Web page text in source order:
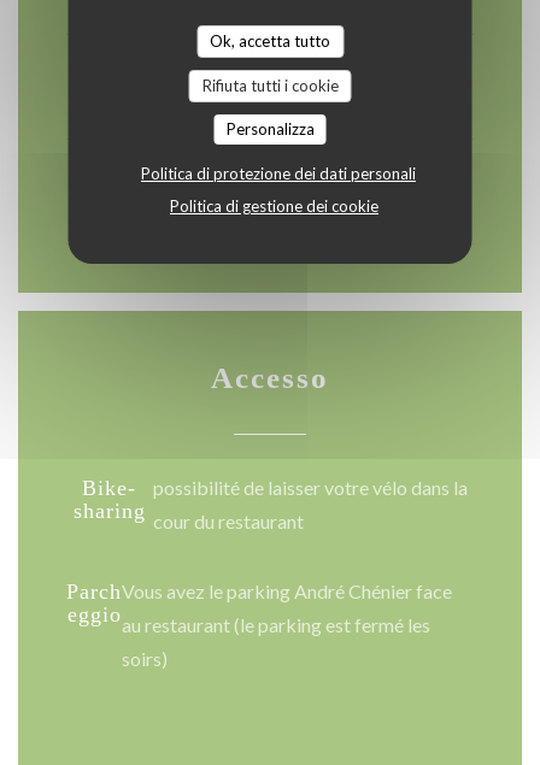
Ok, accetta tutto
Rifiuta tutti i cookie
Personalizza
Politica di protezione dei dati personali
Politica di gestione dei cookie
Ven-Sab
12:00 - 13:30 • 19:15 - 21:00
Domenica
Chiuso
Accesso
Bike-
sharing
possibilité de laisser votre vélo dans la
cour du restaurant
Parch
eggio
Vous avez le parking André Chénier face
au restaurant (le parking est fermé les
soirs)